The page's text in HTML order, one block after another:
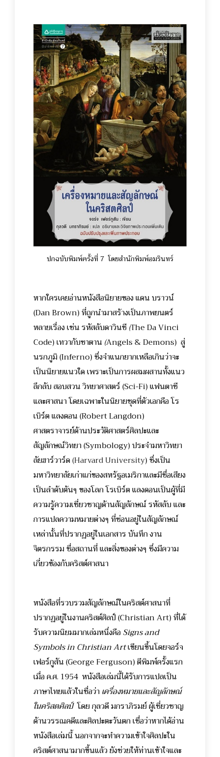
ปกฉบับพิมพ์ครั้งที่ 7 โดยสำนักพิมพ์อมรินทร์
หากใครเคยอ่านหนังสือนิยายของ แดน บราวน์
(Dan Brown) ที่ถูกนำมาสร้างเป็นภาพยนตร์
หลายเรื่อง เช่น รหัสลับดาวินชี(The Da Vinci
Code)เทวากับซาตาน (Angels & Demons) สู่
นรกภูมิ (Inferno)ซึ่งจำแนกยากเหลือเกินว่าจะ
เป็นนิยายแนวใด เพราะเป็นการผสมผสานทั้งแนว
ลึกลับ สอบสวน วิทยาศาสตร์ (Sci-Fi) แฟนตาซี
และศาสนา โดยเฉพาะในนิยายชุดที่ตัวเอกคือ โร
เบิร์ต แลงดอน (Robert Langdon)
ศาสตราจารย์ด้านประวัติศาสตร์ศิลปะและ
สัญลักษณ์วิทยา (Symbology) ประจำมหาวิทยา
ลัยฮาร์วาร์ด(Harvard University) ซึ่งเป็น
มหาวิทยาลัยเก่าแก่ของสหรัฐอเมริกาและมีชื่อเสียง
เป็นลำดับต้นๆ ของโลก โรเบิร์ต แลงดอนเป็นผู้ที่มี
ความรู้ความเชี่ยวชาญด้านสัญลักษณ์ รหัสลับ และ
การแปลความหมายต่างๆ ที่ซ่อนอยู่ในสัญลักษณ์
เหล่านั้นที่ปรากฏอยู่ในเอกสาร บันทึก งาน
จิตรกรรม ชื่อสถานที่ และสิ่งของต่างๆ ซึ่งมีความ
เกี่ยวข้องกับคริสต์ศาสนา
หนังสือที่รวบรวมสัญลักษณ์ในคริสต์ศาสนาที่
ปรากฏอยู่ในงานคริสต์ศิลป์ (Christian Art) ที่ได้
รับความนิยมมากเล่มหนึ่งคือSigns and
Symbols in Christian Artเขียนขึ้นโดยจอร์จ
เฟอร์กูสัน (George Ferguson) ตีพิมพ์ครั้งแรก
เมื่อ ค.ศ. 1954 หนังสือเล่มนี้ได้รับการแปลเป็น
ภาษาไทยแล้วในชื่อว่าเครื่องหมายและสัญลักษณ์
ในคริสตศิลป์โดย กุลวดี มกราภิรมย์ ผู้เชี่ยวชาญ
ด้านวรรณคดีและศิลปะตะวันตก เชื่อว่าหากได้อ่าน
หนังสือเล่มนี้ นอกจากจะทำความเข้าใจศิลปะใน
คริสต์ศาสนามากขึ้นแล้ว ยังช่วยให้ท่านเข้าใจและ